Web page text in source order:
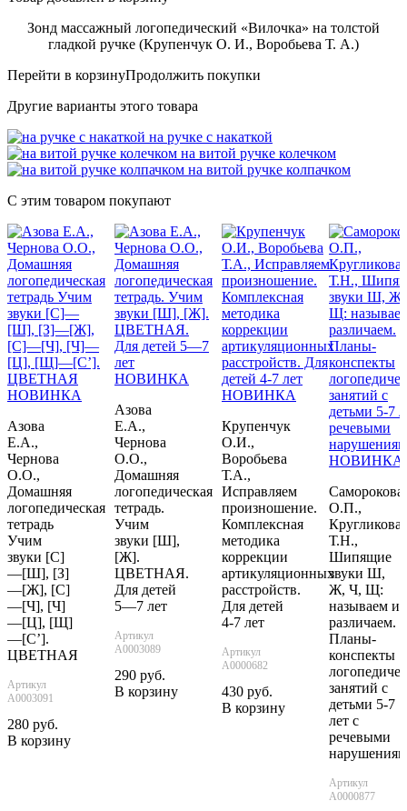
Зонд массажный логопедический «Вилочка» на толстой
гладкой ручке (Крупенчук О. И., Воробьева Т. А.)
Перейти в корзинуПродолжить покупки
Другие варианты этого товара
на ручке с накаткой
на витой ручке колечком
на витой ручке колпачком
С этим товаром покупают
НОВИНКА
Азова
Е.А.,
Чернова
О.О.,
Домашняя
логопедическая
тетрадь
Учим
звуки [С]
—[Ш], [З]
—[Ж], [С]
—[Ч], [Ч]
—[Ц], [Щ]
—[С’].
ЦВЕТНАЯ
Артикул
А0003091
280 руб.
В корзину
НОВИНКА
Азова
Е.А.,
Чернова
О.О.,
Домашняя
логопедическая
тетрадь.
Учим
звуки [Ш],
[Ж].
ЦВЕТНАЯ.
Для детей
5—7 лет
Артикул
А0003089
290 руб.
В корзину
НОВИНКА
Крупенчук
О.И.,
Воробьева
Т.А.,
Исправляем
произношение.
Комплексная
методика
коррекции
артикуляционных
расстройств.
Для детей
4-7 лет
Артикул
А0000682
430 руб.
В корзину
НОВИНКА
Саморокова
О.П.,
Кругликова
Т.Н.,
Шипящие
звуки Ш,
Ж, Ч, Щ:
называем и
различаем.
Планы-
конспекты
занятий с
детьми 5-7
лет с
речевыми
Артикул
А0000877